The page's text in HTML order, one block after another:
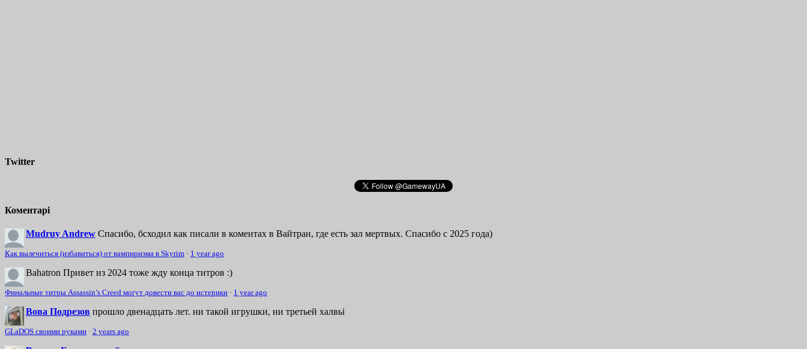
Twitter
Коментарі
Mudruy Andrew Спасибо, бсходил как писали в коментах в Вайтран, где есть зал мертвых. Спасибо с 2025 года)
Как вылечиться (избавиться) от вампиризма в Skyrim · 1 year ago
Bahatron Привет из 2024 тоже жду конца титров :)
Финальные титры Assassin’s Creed могут довести вас до истерики · 1 year ago
Вова Подрезов прошло двенадцать лет. ни такой игрушки, ни третьей халвьі
GLaDOS своими руками · 2 years ago